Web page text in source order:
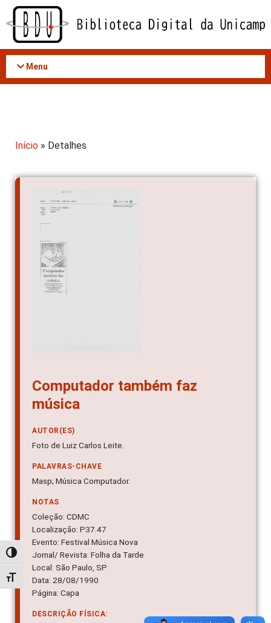
Acessar
conteúdo
Alternar alto contraste
Alternar tamanho da fonte
Menu
Início » Detalhes
Computador também faz
música
AUTOR(ES)
Foto de Luiz Carlos Leite.
PALAVRAS-CHAVE
Masp; Música Computador.
NOTAS
Coleção: CDMC
Localização: P37.47
Evento: Festival Música Nova
Jornal/ Revista: Folha da Tarde
Local: São Paulo, SP
Data: 28/08/1990
Página: Capa
DESCRIÇÃO FÍSICA: